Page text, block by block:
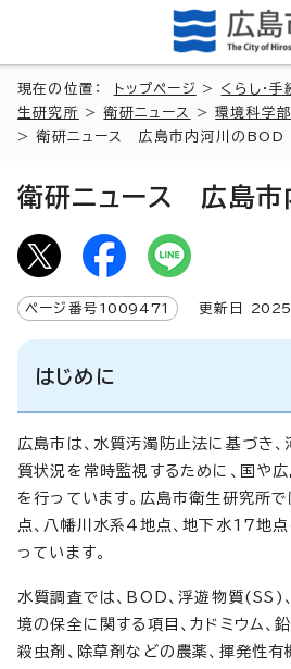
現在の位置： トップページ > くらし・手
生研究所 >衛研ニュース >環境科学部
> 衛研ニュース 広島市内河川のBOD
衛研ニュース 広島市
ページ番号 1009471 更新日 2025
はじめに
広島市は、水質汚濁防止法に基づき、
質状況を常時監視するために、国や
を行っています。広島市衛生研究所
点、八幡川水系4地点、地下水17地
っています。
水質調査では、BOD、浮遊物質(SS)
境の保全に関する項目、カドミウム、
殺虫剤、除草剤などの農薬、揮発性